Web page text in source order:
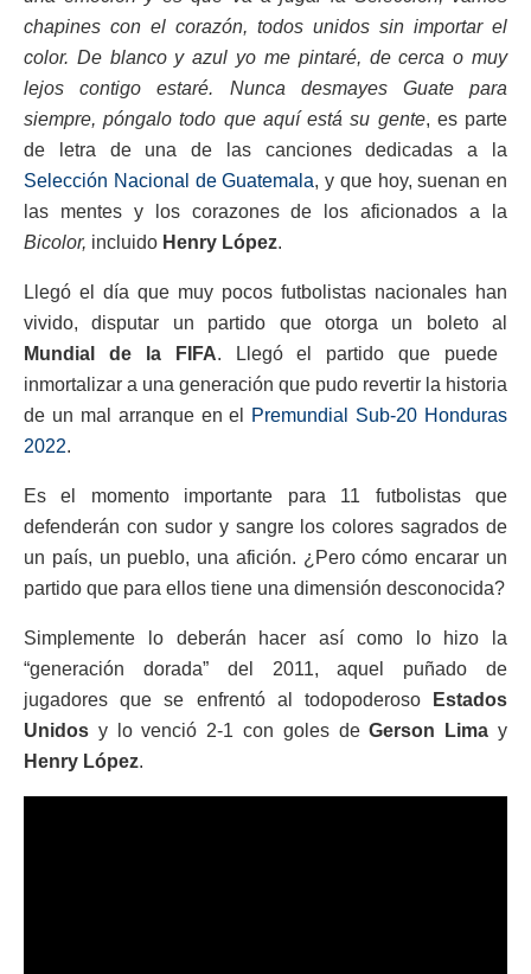
chapines con el corazón, todos unidos sin importar el
color. De blanco y azul yo me pintaré, de cerca o muy
lejos contigo estaré. Nunca desmayes Guate para
siempre, póngalo todo que aquí está su gente, es parte
de letra de una de las canciones dedicadas a la
Selección Nacional de Guatemala, y que hoy, suenan en
las mentes y los corazones de los aficionados a la
Bicolor, incluido Henry López.
Llegó el día que muy pocos futbolistas nacionales han
vivido, disputar un partido que otorga un boleto al
Mundial de la FIFA. Llegó el partido que puede
inmortalizar a una generación que pudo revertir la historia
de un mal arranque en el
Premundial Sub-20 Honduras
2022.
Es el momento importante para 11 futbolistas que
defenderán con sudor y sangre los colores sagrados de
un país, un pueblo, una afición. ¿Pero cómo encarar un
partido que para ellos tiene una dimensión desconocida?
Simplemente lo deberán hacer así como lo hizo la
“generación dorada” del 2011, aquel puñado de
jugadores que se enfrentó al todopoderoso
Estados
Unidos y lo venció 2-1 con goles deGerson Lima y
Henry López.